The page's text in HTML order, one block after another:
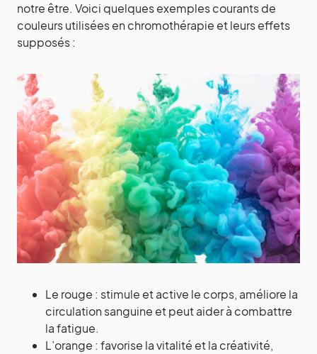
notre être. Voici quelques exemples courants de
couleurs utilisées en chromothérapie et leurs effets
supposés :
Le rouge : stimule et active le corps, améliore la
circulation sanguine et peut aider à combattre
la fatigue.
L’orange : favorise la vitalité et la créativité,